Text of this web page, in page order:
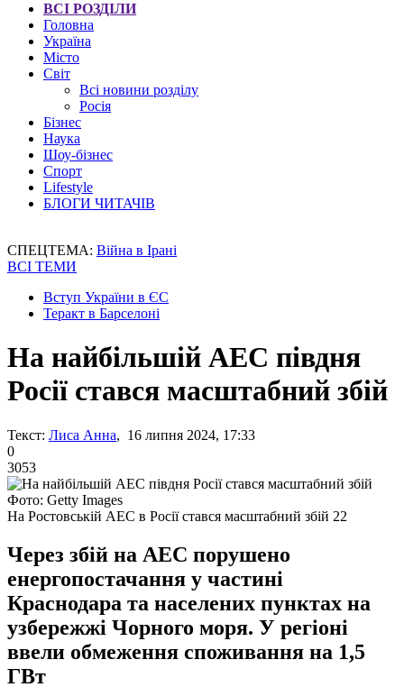
ВСІ РОЗДІЛИ
Головна
Україна
Місто
Світ
Всі новини розділу
Росія
Бізнес
Наука
Шоу-бізнес
Спорт
Lifestyle
БЛОГИ ЧИТАЧІВ
СПЕЦТЕМА: Війна в Ірані
ВСІ ТЕМИ
Вступ України в ЄС
Теракт в Барселоні
На найбільшій АЕС півдня
Росії стався масштабний збій
Текст: Лиса Анна, 16 липня 2024, 17:33
0
3053
Фото: Getty Images
На Ростовській АЕС в Росії стався масштабний збій 22
Через збій на АЕС порушено
енергопостачання у частині
Краснодара та населених пунктах на
узбережжі Чорного моря. У регіоні
ввели обмеження споживання на 1,5
ГВт